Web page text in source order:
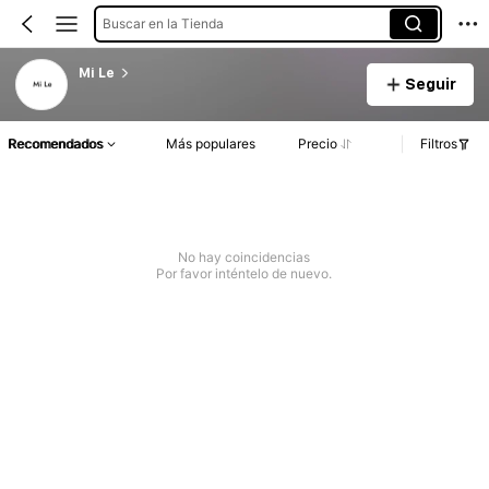
Buscar en la Tienda
Mi Le
Seguir
Recomendados Más populares Precio Filtros
No hay coincidencias
Por favor inténtelo de nuevo.